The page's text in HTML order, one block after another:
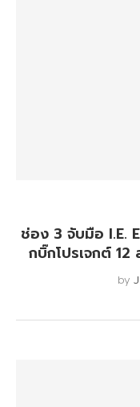
ช่อง 3 จับมือ I.E.
กบิ๊กโปรเจกต์
by